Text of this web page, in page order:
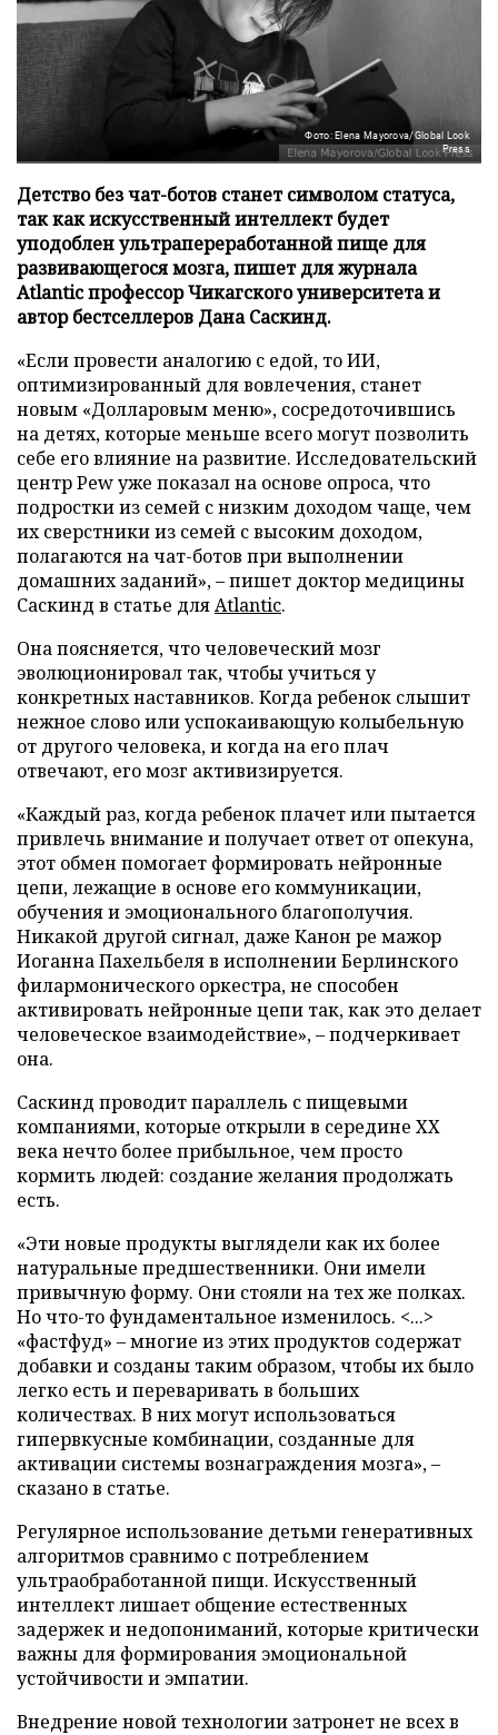
Фото: Elena Mayorova/Global Look
Press
Детство без чат-ботов станет символом статуса,
так как искусственный интеллект будет
уподоблен ультрапереработанной пище для
развивающегося мозга, пишет для журнала
Atlantic профессор Чикагского университета и
автор бестселлеров Дана Саскинд.
«Если провести аналогию с едой, то ИИ,
оптимизированный для вовлечения, станет
новым «Долларовым меню», сосредоточившись
на детях, которые меньше всего могут позволить
себе его влияние на развитие. Исследовательский
центр Pew уже показал на основе опроса, что
подростки из семей с низким доходом чаще, чем
их сверстники из семей с высоким доходом,
полагаются на чат-ботов при выполнении
домашних заданий», – пишет доктор медицины
Саскинд в статье дляAtlantic.
Она поясняется, что человеческий мозг
эволюционировал так, чтобы учиться у
конкретных наставников. Когда ребенок слышит
нежное слово или успокаивающую колыбельную
от другого человека, и когда на его плач
отвечают, его мозг активизируется.
«Каждый раз, когда ребенок плачет или пытается
привлечь внимание и получает ответ от опекуна,
этот обмен помогает формировать нейронные
цепи, лежащие в основе его коммуникации,
обучения и эмоционального благополучия.
Никакой другой сигнал, даже Канон ре мажор
Иоганна Пахельбеля в исполнении Берлинского
филармонического оркестра, не способен
активировать нейронные цепи так, как это делает
человеческое взаимодействие», – подчеркивает
она.
Саскинд проводит параллель с пищевыми
компаниями, которые открыли в середине ХХ
века нечто более прибыльное, чем просто
кормить людей: создание желания продолжать
есть.
«Эти новые продукты выглядели как их более
натуральные предшественники. Они имели
привычную форму. Они стояли на тех же полках.
Но что-то фундаментальное изменилось. <...>
«фастфуд» – многие из этих продуктов содержат
добавки и созданы таким образом, чтобы их было
легко есть и переваривать в больших
количествах. В них могут использоваться
гипервкусные комбинации, созданные для
активации системы вознаграждения мозга», –
сказано в статье.
Регулярное использование детьми генеративных
алгоритмов сравнимо с потреблением
ультраобработанной пищи. Искусственный
интеллект лишает общение естественных
задержек и недопониманий, которые критически
важны для формирования эмоциональной
устойчивости и эмпатии.
Внедрение новой технологии затронет не всех в